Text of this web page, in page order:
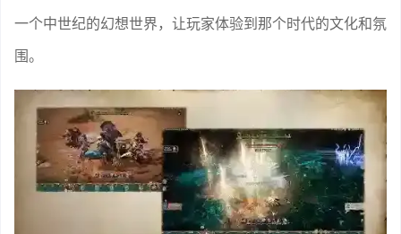
一个中世纪的幻想世界，让玩家体验到那个时代的文化和氛
围。